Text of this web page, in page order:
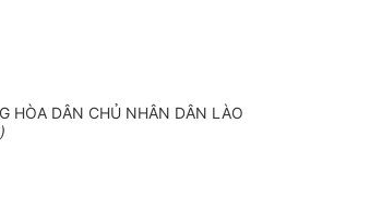
HÒA DÂN CHỦ NHÂN DÂN LÀO